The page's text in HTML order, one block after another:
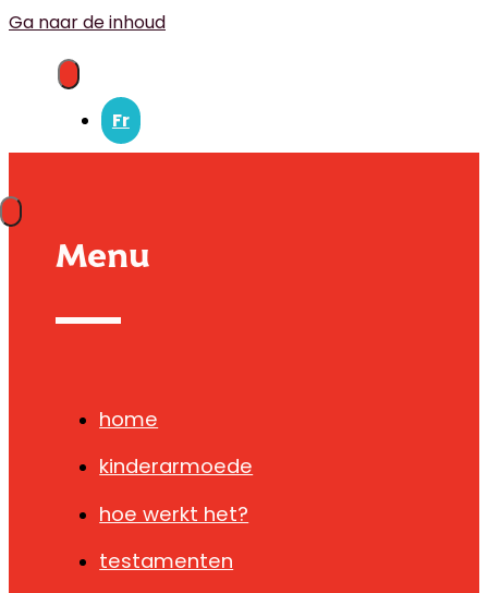
Ga naar de inhoud
Navigatie
Menu
Fr
Navigatie
Menu
home
kinderarmoede
hoe werkt het?
testamenten